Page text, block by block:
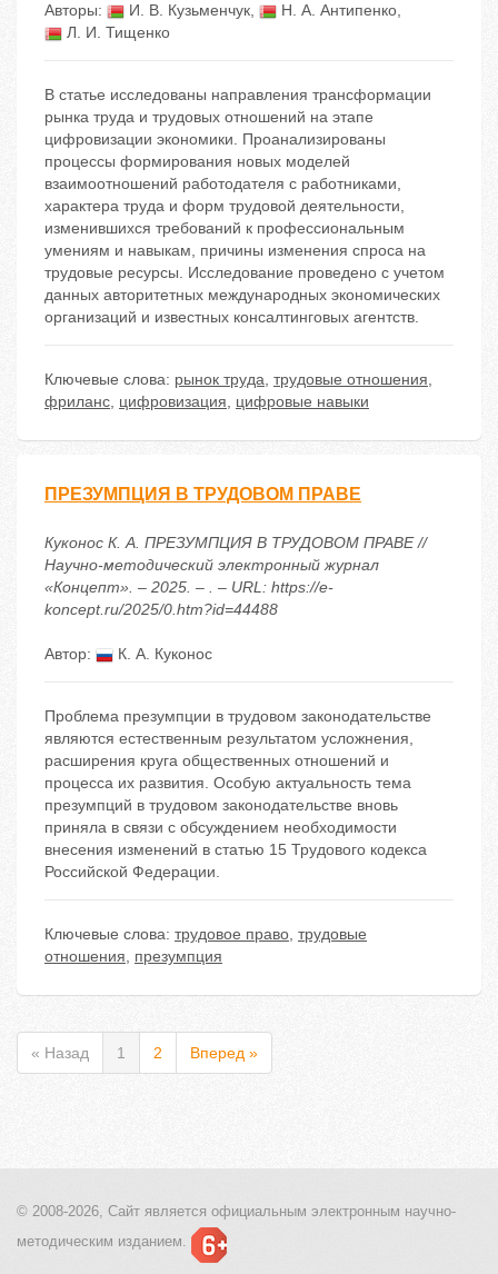
Авторы: И. В. Кузьменчук, Н. А. Антипенко,
Л. И. Тищенко
В статье исследованы направления трансформации
рынка труда и трудовых отношений на этапе
цифровизации экономики. Проанализированы
процессы формирования новых моделей
взаимоотношений работодателя с работниками,
характера труда и форм трудовой деятельности,
изменившихся требований к профессиональным
умениям и навыкам, причины изменения спроса на
трудовые ресурсы. Исследование проведено с учетом
данных авторитетных международных экономических
организаций и известных консалтинговых агентств.
Ключевые слова: рынок труда, трудовые отношения,
фриланс, цифровизация, цифровые навыки
ПРЕЗУМПЦИЯ В ТРУДОВОМ ПРАВЕ
Куконос К. А. ПРЕЗУМПЦИЯ В ТРУДОВОМ ПРАВЕ //
Научно-методический электронный журнал
«Концепт». – 2025. – . – URL: https://e-
koncept.ru/2025/0.htm?id=44488
Автор: К. А. Куконос
Проблема презумпции в трудовом законодательстве
являются естественным результатом усложнения,
расширения круга общественных отношений и
процесса их развития. Особую актуальность тема
презумпций в трудовом законодательстве вновь
приняла в связи с обсуждением необходимости
внесения изменений в статью 15 Трудового кодекса
Российской Федерации.
Ключевые слова: трудовое право, трудовые
отношения, презумпция
« Назад 1 2 Вперед »
© 2008-2026, Сайт является официальным электронным научно-
методическим изданием.